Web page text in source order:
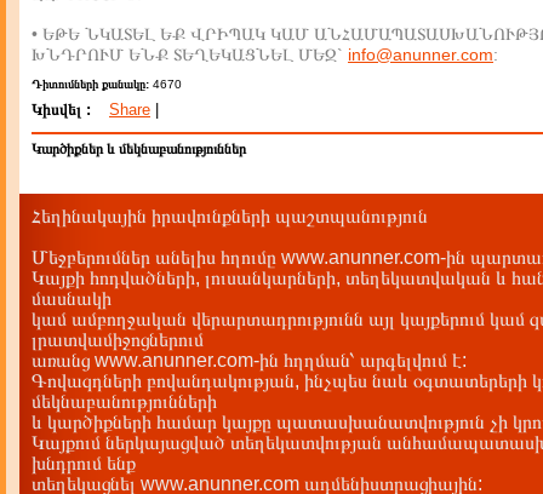
• ԵԹԵ ՆԿԱՏԵԼ ԵՔ ՎՐԻՊԱԿ ԿԱՄ
ԽՆԴՐՈՒՄ ԵՆՔ ՏԵՂԵԿԱՑՆԵԼ ՄԵԶ` info@anunner.com:
Դիտումների քանակը: 4670
Կիսվել : Share
Կարծիքներ և մեկնաբանություններ
Հեղինակային իրավունքների պաշտպանություն
Մեջբերումներ անելիս հղումը www.anunner.com-ին
Կայքի հոդվածների, լուսանկարների, տեղեկատվական և
մասնակի
կամ ամբողջական վերարտադրությունն այլ կայքերում կամ
լրատվամիջոցներում
առանց www.anunner.com-ին հղղման՝ արգելվում է:
Գովազդների բովանդակության, ինչպես նաև օգտատերերի
մեկնաբանությունների
և կարծիքների համար կայքը պատասխանատվություն չի
Կայքում ներկայացված տեղեկատվության
խնդրում ենք
տեղեկացնել www.anunner.com ադմենիստրացիային: